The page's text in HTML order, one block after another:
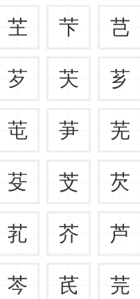
芏 芐 芑
芕 芖 芗
芚 芛 芜
芟 芠 芡
芤 芥 芦
芩 芪 芫